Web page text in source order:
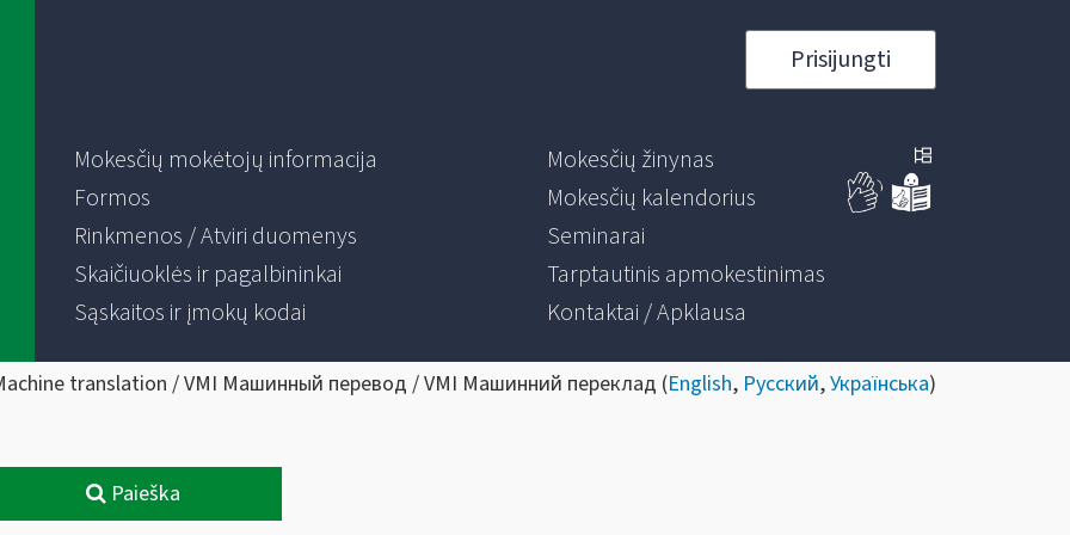
Prisijungti
Mokesčių mokėtojų informacija
Formos
Rinkmenos / Atviri duomenys
Skaičiuoklės ir pagalbininkai
Sąskaitos ir įmokų kodai
Mokesčių žinynas
Mokesčių kalendorius
Seminarai
Tarptautinis apmokestinimas
Kontaktai / Apklausa
translation / VMI Машинный перевод / VMI Машинний переклад (English, Русский,Українська)
Paieška